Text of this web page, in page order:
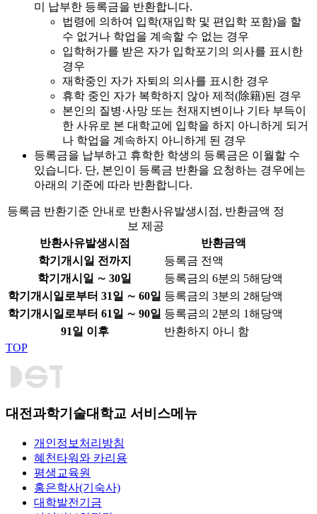
미 납부한 등록금을 반환합니다.
법령에 의하여 입학(재입학 및 편입학 포함)을 할
수 없거나 학업을 계속할 수 없는 경우
입학허가를 받은 자가 입학포기의 의사를 표시한
경우
재학중인 자가 자퇴의 의사를 표시한 경우
휴학 중인 자가 복학하지 않아 제적(除籍)된 경우
본인의 질병·사망 또는 천재지변이나 기타 부득이
한 사유로 본 대학교에 입학을 하지 아니하게 되거
나 학업을 계속하지 아니하게 된 경우
등록금을 납부하고 휴학한 학생의 등록금은 이월할 수
있습니다. 단, 본인이 등록금 반환을 요청하는 경우에는
아래의 기준에 따라 반환합니다.
등록금 반환기준 안내로 반환사유발생시점, 반환금액 정
보 제공
반환사유발생시점
반환금액
학기개시일 전까지
등록금 전액
학기개시일 ∼ 30일
등록금의 6분의 5해당액
학기개시일로부터 31일 ∼ 60일 등록금의 3분의 2해당액
학기개시일로부터 61일 ∼ 90일 등록금의 2분의 1해당액
91일 이후
반환하지 아니 함
TOP
대전과학기술대학교 서비스메뉴
개인정보처리방침
혜천타워와 카리용
평생교육원
홍은학사(기숙사)
대학발전기금